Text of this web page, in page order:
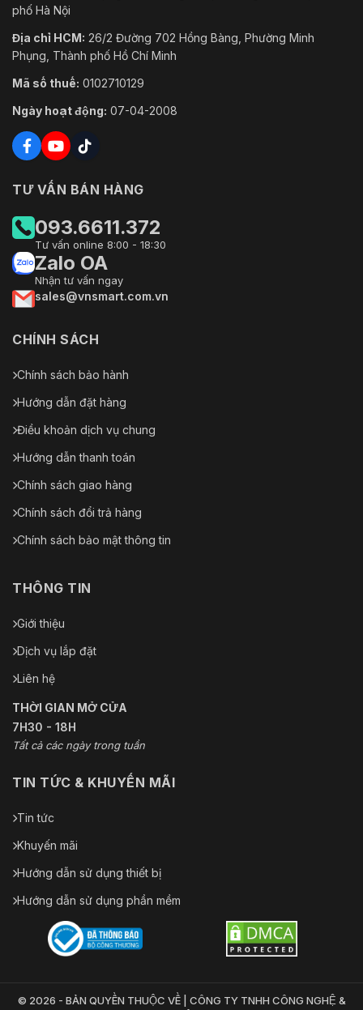
phố Hà Nội
Địa chỉ HCM: 26/2 Đường 702 Hồng Bàng, Phường Minh
Phụng, Thành phố Hồ Chí Minh
Mã số thuế: 0102710129
Ngày hoạt động: 07-04-2008
TƯ VẤN BÁN HÀNG
093.6611.372
Tư vấn online 8:00 - 18:30
Zalo OA
Nhận tư vấn ngay
sales@vnsmart.com.vn
CHÍNH SÁCH
Chính sách bảo hành
Hướng dẫn đặt hàng
Điều khoản dịch vụ chung
Hướng dẫn thanh toán
Chính sách giao hàng
Chính sách đổi trả hàng
Chính sách bảo mật thông tin
THÔNG TIN
Giới thiệu
Dịch vụ lắp đặt
Liên hệ
THỜI GIAN MỞ CỬA
7H30 - 18H
Tất cả các ngày trong tuần
TIN TỨC & KHUYẾN MÃI
Tin tức
Khuyến mãi
Hướng dẫn sử dụng thiết bị
Hướng dẫn sử dụng phần mềm
© 2026 - BẢN QUYỀN THUỘC VỀ | CÔNG TY TNHH CÔNG NGHỆ &